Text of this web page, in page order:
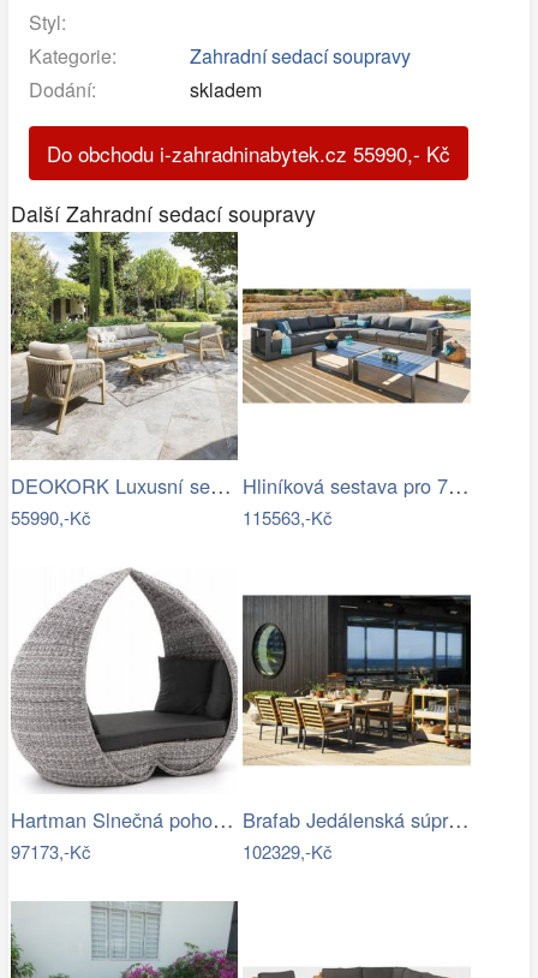
Styl:
Kategorie:
Zahradní sedací soupravy
Dodání:
skladem
Do obchodu i-zahradninabytek.cz 55990,- Kč
Další Zahradní sedací soupravy
DEOKORK Luxusní sestava z akácie…
55990,-Kč
Hliníková sestava pro 7 osob MADRID …
115563,-Kč
Hartman Slnečná pohovka COSTA RICA Mdum
97173,-Kč
Brafab Jedálenská súprava ZALONGO Mdum
102329,-Kč